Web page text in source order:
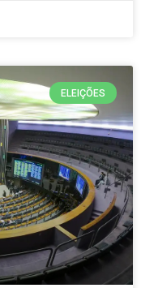
ELEIÇÕES